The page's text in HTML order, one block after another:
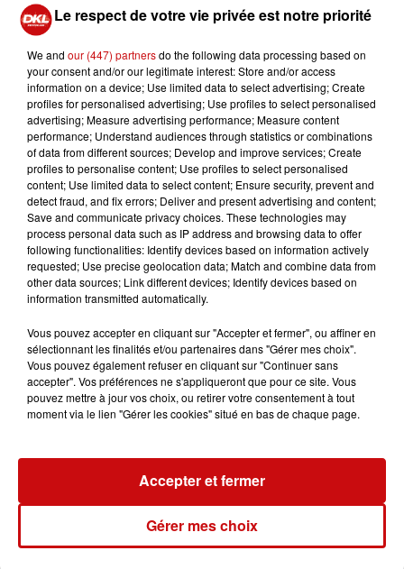
la situation" fait savoir la préfecture.
L'arrêt de ce projet ne signifie pas la fin des projets
géothermiques dans le Bas-Rhin.L'entreprise Fonroche
mène actuellement deux autres forages: le premier à
Eckbolsheim (Eurométropole) et l'autre dans le
Kochersberg, à Hurtigheim.
À LA UNE
DKL en direct du Casino Barrière
Blotzheim !
trois mois de prison avec sursis...
Le respect de votre vie privée est notre priorité
We and our (447) partnersdo the following data processing based on
your consent and/or our legitimate interest: Store and/or access
information on a device; Use limited data to select advertising; Create
profiles for personalised advertising; Use profiles to select personalised
advertising; Measure advertising performance; Measure content
performance; Understand audiences through statistics or combinations
of data from different sources; Develop and improve services; Create
profiles to personalise content; Use profiles to select personalised
content; Use limited data to select content; Ensure security, prevent and
detect fraud, and fix errors; Deliver and present advertising and content;
Save and communicate privacy choices. These technologies may
process personal data such as IP address and browsing data to offer
following functionalities: Identify devices based on information actively
requested; Use precise geolocation data; Match and combine data from
other data sources; Link different devices; Identify devices based on
information transmitted automatically.
Vous pouvez accepter en cliquant sur "Accepter et fermer", ou affiner en
sélectionnant les finalités et/ou partenaires dans "Gérer mes choix".
Vous pouvez également refuser en cliquant sur "Continuer sans
accepter". Vos préférences ne s'appliqueront que pour ce site. Vous
pouvez mettre à jour vos choix, ou retirer votre consentement à tout
moment via le lien "Gérer les cookies" situé en bas de chaque page.
Gérer mes choix
Accepter et fermer